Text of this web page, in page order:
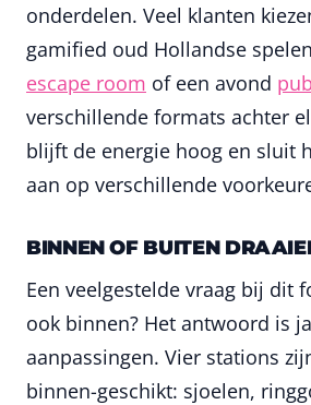
onderdelen. Veel klanten
gamified oud Hollandse
escape room of een avond
verschillende formats achter
blijft de energie hoog en sluit
aan op verschillende
BINNEN OF BUITEN
Een veelgestelde vraag bij dit
ook binnen? Het antwoord is
aanpassingen. Vier stations
binnen-geschikt: sjoelen,